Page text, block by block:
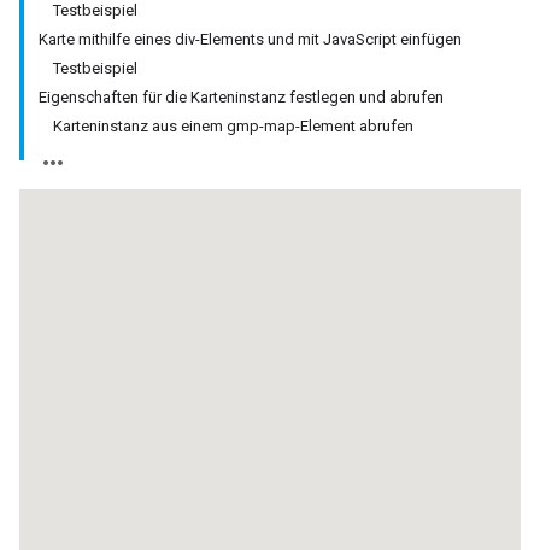
Testbeispiel
Karte mithilfe eines div-Elements und mit JavaScript einfügen
Testbeispiel
Eigenschaften für die Karteninstanz festlegen und abrufen
Karteninstanz aus einem gmp-map-Element abrufen